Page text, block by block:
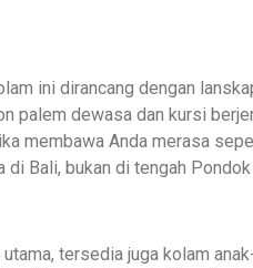
ini dirancang dengan
palem dewasa dan kursi
membawa Anda merasa
Bali, bukan di tengah Pondok
tersedia juga kolam